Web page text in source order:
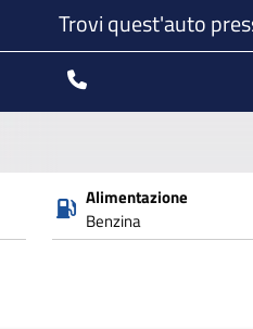
Trovi quest'auto
Alimentazione
Benzina